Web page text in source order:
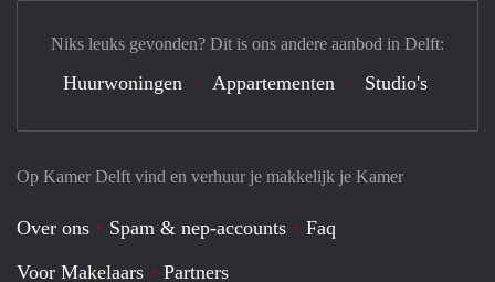
Op Kamer Delft vind en verhuur je makkelijk je Kamer
Over ons Spam & nep-accounts
Faq
Voor Makelaars
Partners
Niks leuks gevonden? Dit is ons andere aanbod in Delft:
Huurwoningen Appartementen Studio's